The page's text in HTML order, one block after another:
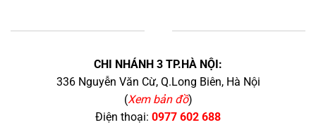
CHI NHÁNH 3 TP.HÀ NỘI:
336 Nguyễn Văn Cừ, Q.Long Biên, Hà Nội
(Xem bản đồ)
Điện thoại: 0977 602 688